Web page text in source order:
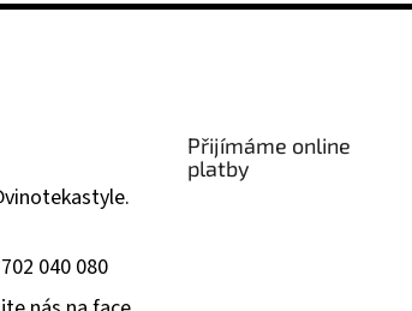
vinotekastyle.
040 080
Přijímáme online
platby